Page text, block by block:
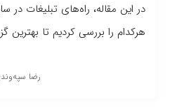
تبلیغات در سایت‌های پربازدید و تعرفهٔ
تا بهترین گزینه را انتخاب کنید.
مدت زمان مطالعه ۱۵ دقیقه